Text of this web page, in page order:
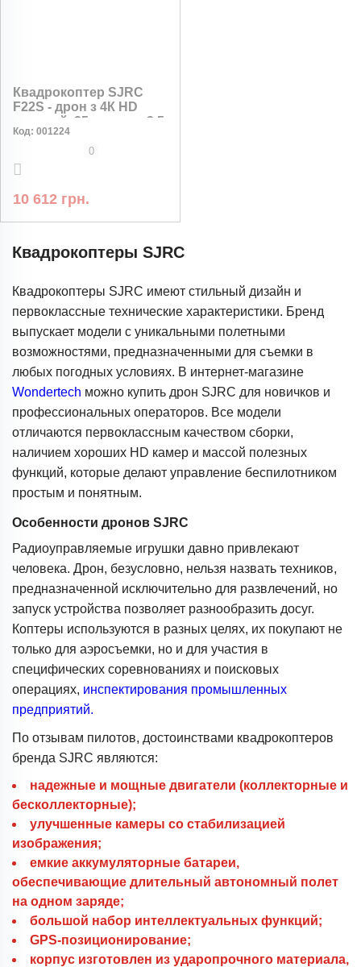
Квадрокоптер SJRC
F22S - дрон з 4К HD
камерой, 35 мин., до 3,5
км.
Код: 001224
0
10 612 грн.
Квадрокоптеры SJRC
Квадрокоптеры SJRC имеют стильный дизайн и
первоклассные технические характеристики. Бренд
выпускает модели с уникальными полетными
возможностями, предназначенными для съемки в
любых погодных условиях. В интернет-магазине
Wondertech можно купить дрон SJRC для новичков и
профессиональных операторов. Все модели
отличаются первоклассным качеством сборки,
наличием хороших HD камер и массой полезных
функций, которые делают управление беспилотником
простым и понятным.
Особенности дронов SJRC
Радиоуправляемые игрушки давно привлекают
человека. Дрон, безусловно, нельзя назвать техников,
предназначенной исключительно для развлечений, но
запуск устройства позволяет разнообразить досуг.
Коптеры используются в разных целях, их покупают не
только для аэросъемки, но и для участия в
специфических соревнованиях и поисковых
операциях, инспектирования промышленных
предприятий.
По отзывам пилотов, достоинствами квадрокоптеров
бренда SJRC являются:
надежные и мощные двигатели (коллекторные и
бесколлекторные);
улучшенные камеры со стабилизацией
изображения;
емкие аккумуляторные батареи,
обеспечивающие длительный автономный полет
на одном заряде;
большой набор интеллектуальных функций;
GPS-позиционирование;
корпус изготовлен из ударопрочного материала,